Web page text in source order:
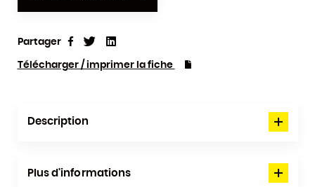
Partager PartagerTweet
Télécharger / imprimer la fiche
Description
Plus d'informations